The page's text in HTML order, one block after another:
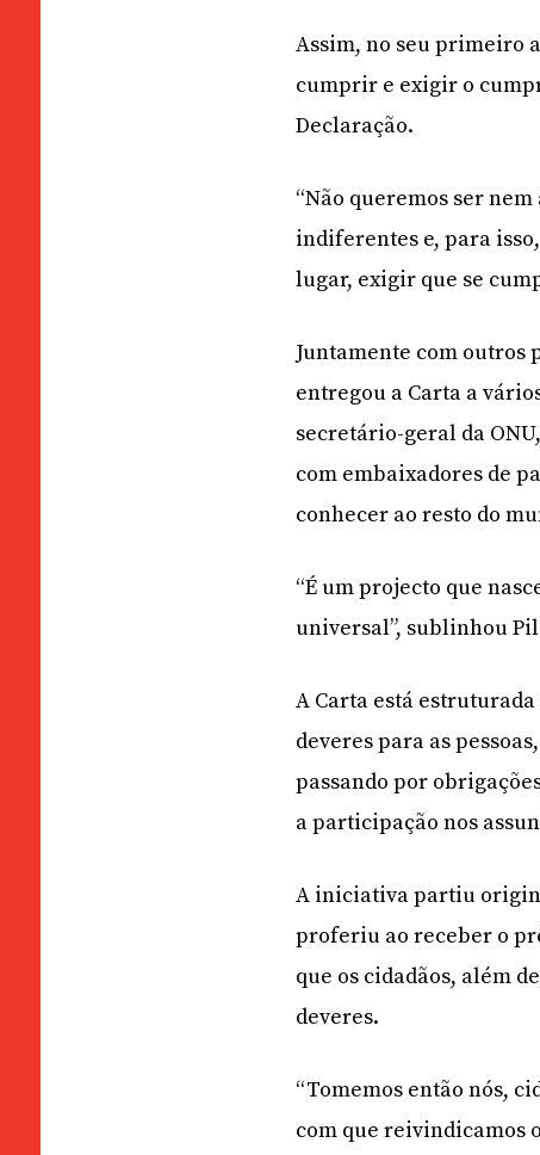
Assim, no seu primeiro
cumprir e exigir o
Declaração.
“Não queremos ser
indiferentes e, para
lugar, exigir que se
Juntamente com
entregou a Carta a
secretário-geral da
com embaixadores de
conhecer ao resto do
“É um projecto que
universal”, sublinhou
A Carta está
deveres para as
passando por
a participação nos
A iniciativa partiu
proferiu ao receber o
que os cidadãos, além
deveres.
“Tomemos então nós,
com que reivindicamos